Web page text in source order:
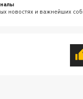
новостях и важнейших